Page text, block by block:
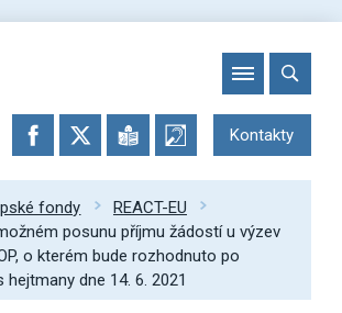
Kontakty
fondy
REACT-EU
posunu příjmu žádostí u výzev
o kterém bude rozhodnuto po
hejtmany dne 14. 6. 2021